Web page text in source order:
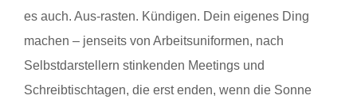
es auch. Aus-rasten. Kündigen. Dein eigenes Ding
machen – jenseits von Arbeitsuniformen, nach
Selbstdarstellern stinkenden Meetings und
Schreibtischtagen, die erst enden, wenn die Sonne